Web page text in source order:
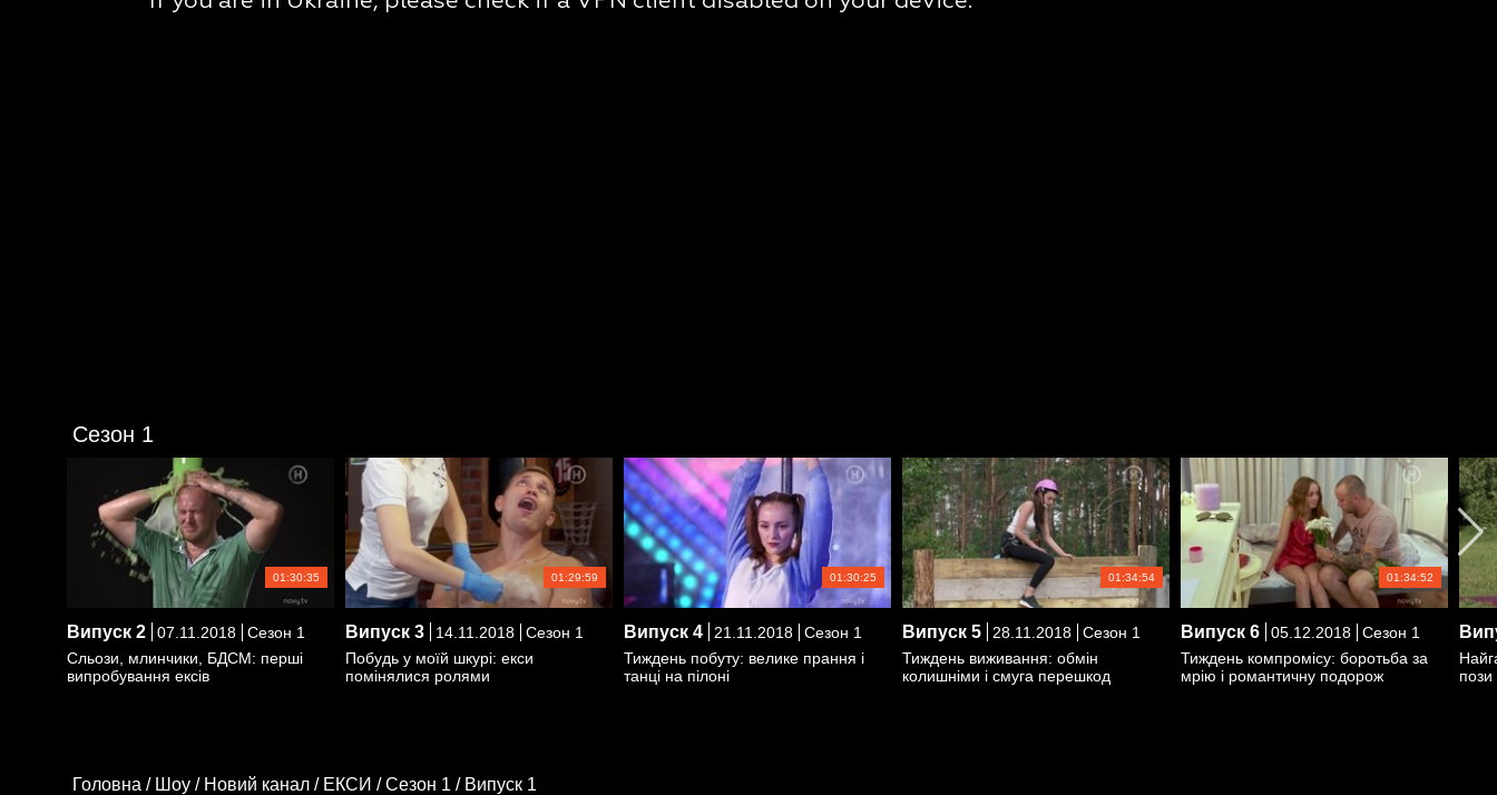
Сезон 1
01:30:35
Випуск 2 07.11.2018
Сезон 1
Сльози, млинчики, БДСМ: перші
випробування ексів
01:29:59
Випуск 3 14.11.2018
Сезон 1
Побудь у моїй шкурі: екси
помінялися ролями
01:30:25
Випуск 4 21.11.2018
Сезон 1
Тиждень побуту: велике прання і
танці на пілоні
01:34:54
Випуск 5 28.11.2018
Сезон 1
Тиждень виживання: обмін
колишніми і смуга перешкод
01:34:52
Випуск 6 05.12.2018
Сезон 1
Тиждень компромісу: боротьба за
мрію і романтичну подорож
пози
Головна / Шоу / Новий канал / ЕКСИ /Сезон 1 / Випуск 1